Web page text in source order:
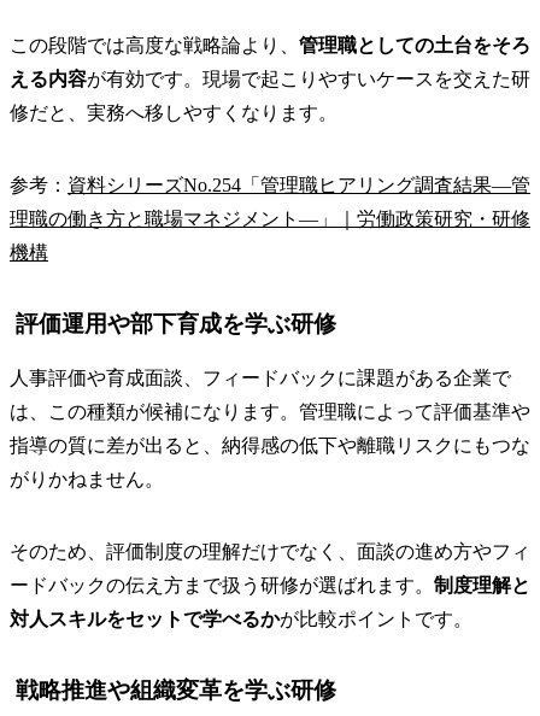
この段階では高度な戦略論より、 管理職としての土台をそろ
える内容が有効です。現場で起こりやすいケースを交えた研
修だと、実務へ移しやすくなります。
参考： 資料シリーズNo.254「管理職ヒアリング調査結果―管
理職の働き方と職場マネジメント―」｜労働政策研究・研修
機構
評価運用や部下育成を学ぶ研修
人事評価や育成面談、フィードバックに課題がある企業で
は、この種類が候補になります。管理職によって評価基準や
指導の質に差が出ると、納得感の低下や離職リスクにもつな
がりかねません。
そのため、評価制度の理解だけでなく、面談の進め方やフィ
ードバックの伝え方まで扱う研修が選ばれます。 制度理解と
対人スキルをセットで学べるかが比較ポイントです。
戦略推進や組織変革を学ぶ研修